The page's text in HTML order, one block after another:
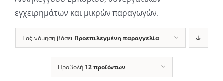
εγχειρημάτων και μικρών παραγωγών.
Ταξινόμηση βάσει Προεπιλεγμένη παραγγελία
Προβολή 12 προϊόντων